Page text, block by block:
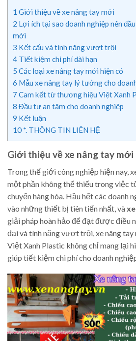
1 Giới thiệu về xe nâng tay mới
2 Lợi ích tại sao doanh nghiệp nên
mới
3 Kết cấu và tính năng vượt trội
4 Tiết kiệm chi phí dài hạn
5 Các loại xe nâng tay mới hiện có
6 Mẫu xe nâng tay lý tưởng cho
7 Cam kết từ thương hiệu Việt Xanh
8 Đầu tư an tâm cho doanh nghiệp
9 Kết luận
10 *. THÔNG TIN LIÊN HỆ
Giới thiệu về xe nâng tay mới
Trong thế giới công nghiệp hiện nay,
một phần không thể thiếu trong việc
chuyển hàng hóa. Hầu hết các doanh
vào những thiết bị tiên tiến nhất, và
giải pháp hoàn hảo để đạt được điều
đại và tính năng vượt trội, xe nâng
Việt Xanh Plastic không chỉ mang lại
giúp tiết kiệm chi phí cho doanh